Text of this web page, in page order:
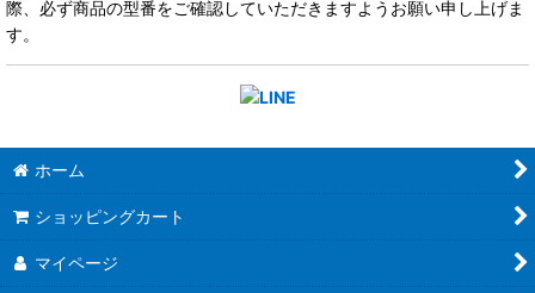
際、必ず商品の型番をご確認していただきますようお願い申し上げま
す。
ホーム
ショッピングカート
マイページ